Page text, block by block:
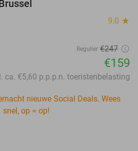
9.0 star
Regulier €247
€159
ca. €5,60 p.p.p.n. toeristenbelasting
nieuwe Social Deals. Wees
snel, op = op!